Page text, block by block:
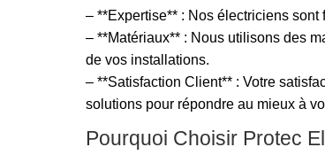
– **Expertise** : Nos électriciens
– **Matériaux** : Nous utilisons des
de vos installations.
– **Satisfaction Client** : Votre
solutions pour répondre au mieux à
Pourquoi Choisir Protec